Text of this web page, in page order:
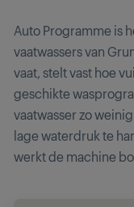
Auto Programme is
vaatwassers van
vaat, stelt vast hoe
geschikte
vaatwasser zo
lage waterdruk te
werkt de machine